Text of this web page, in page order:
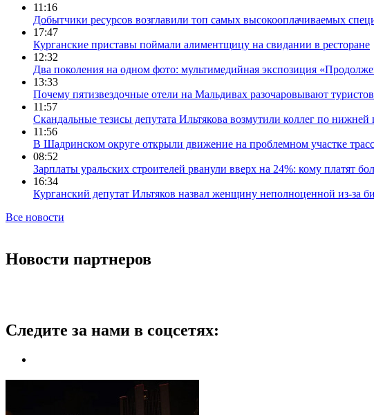
11:16
Добытчики ресурсов возглавили топ самых высокооплачиваемых
17:47
Курганские приставы поймали алиментщицу на свидании в ресторане
12:32
Два поколения на одном фото: мультимедийная экспозиция
13:33
Почему пятизвездочные отели на Мальдивах разочаровывают туристов
11:57
Скандальные тезисы депутата Ильтякова возмутили коллег по нижней
11:56
В Шадринском округе открыли движение на проблемном участке
08:52
Зарплаты уральских строителей рванули вверх на 24%: кому платят
16:34
Курганский депутат Ильтяков назвал женщину неполноценной из-за
Все новости
Новости партнеров
Следите за нами в соцсетях: